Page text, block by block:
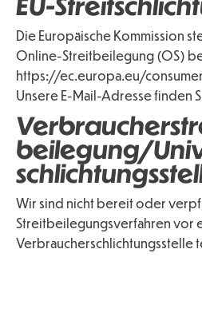
Die Europäische Kommission
Online-Streitbeilegung (OS)
https://ec.europa.eu/
Unsere E-Mail-Adresse finden
beilegung/
Wir sind nicht bereit oder
Streitbeilegungsverfahren vor
Verbraucherschlichtungsstelle